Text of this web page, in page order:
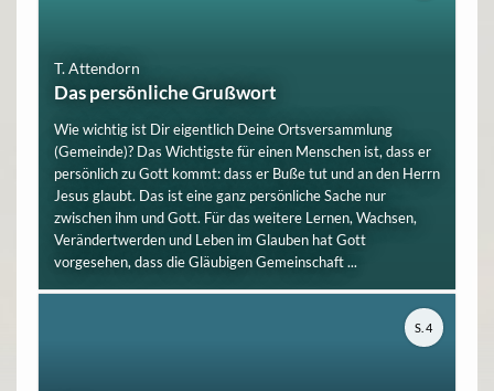
T. Attendorn
Das persönliche Grußwort
Wie wichtig ist Dir eigentlich Deine Ortsversammlung
(Gemeinde)? Das Wichtigste für einen Menschen ist, dass er
persönlich zu Gott kommt: dass er Buße tut und an den Herrn
Jesus glaubt. Das ist eine ganz persönliche Sache nur
zwischen ihm und Gott. Für das weitere Lernen, Wachsen,
Verändertwerden und Leben im Glauben hat Gott
vorgesehen, dass die Gläubigen Gemeinschaft ...
S. 4